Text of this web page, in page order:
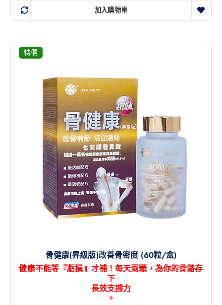
加入購物車
特價
骨健康(昇級版)改善骨密度 (60粒/盒)
健康不能等『虧損』才補！每天兩顆，為你的骨骼存
下
長效支撐力
。